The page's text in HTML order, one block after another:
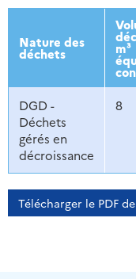
2013
Nature des
déchets m³
DGD -
Déchets
gérés en
décroissance
8
Télécharger le PDF